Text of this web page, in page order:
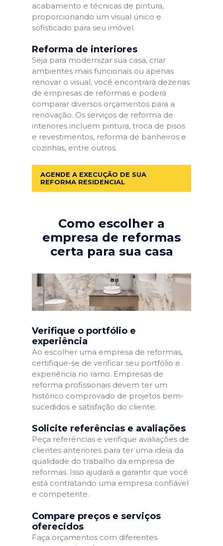
acabamento e técnicas de pintura,
proporcionando um visual único e
sofisticado para seu imóvel.
Reforma de interiores
Seja para modernizar sua casa, criar
ambientes mais funcionais ou apenas
renovar o visual, você encontrará dezenas
de empresas de reformas e poderá
comparar diversos orçamentos para a
renovação. Os serviços de reforma de
interiores incluem pintura, troca de pisos
e revestimentos, reforma de banheiros e
cozinhas, entre outros.
AGENDE A EXECUÇÃO DE SUA
REFORMA RESIDENCIAL
Como escolher a
empresa de reformas
certa para sua casa
Verifique o portfólio e
experiência
Ao escolher uma empresa de reformas,
certifique-se de verificar seu portfólio e
experiência no ramo. Empresas de
reforma profissionais devem ter um
histórico comprovado de projetos bem-
sucedidos e satisfação do cliente.
Solicite referências e avaliações
Peça referências e verifique avaliações de
clientes anteriores para ter uma ideia da
qualidade do trabalho da empresa de
reformas. Isso ajudará a garantir que você
está contratando uma empresa confiável
e competente.
Compare preços e serviços
oferecidos
Faça orçamentos com diferentes